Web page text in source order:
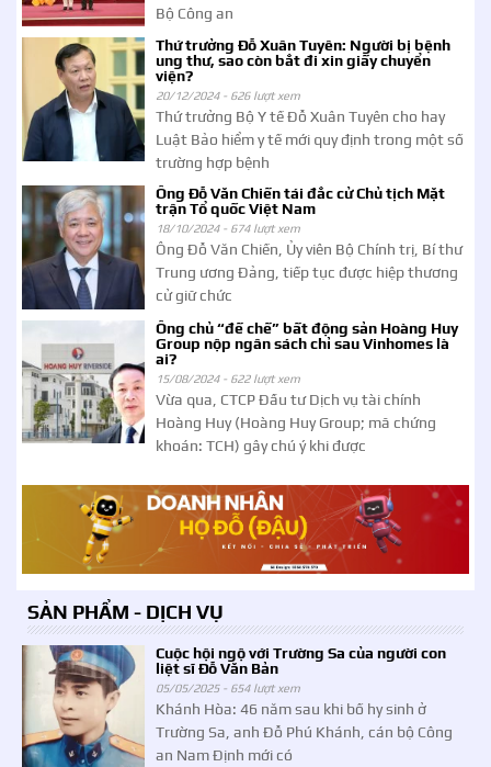
Bộ Công an
Thứ trưởng Đỗ Xuân Tuyên: Người bị bệnh
ung thư, sao còn bắt đi xin giấy chuyển
viện?
20/12/2024 - 626 lượt xem
Thứ trưởng Bộ Y tế Đỗ Xuân Tuyên cho hay
Luật Bảo hiểm y tế mới quy định trong một số
trường hợp bệnh
Ông Đỗ Văn Chiến tái đắc cử Chủ tịch Mặt
trận Tổ quốc Việt Nam
18/10/2024 - 674 lượt xem
Ông Đỗ Văn Chiến, Ủy viên Bộ Chính trị, Bí thư
Trung ương Đảng, tiếp tục được hiệp thương
cử giữ chức
Ông chủ “đế chế” bất động sản Hoàng Huy
Group nộp ngân sách chỉ sau Vinhomes là
ai?
15/08/2024 - 622 lượt xem
Vừa qua, CTCP Đầu tư Dịch vụ tài chính
Hoàng Huy (Hoàng Huy Group; mã chứng
khoán: TCH) gây chú ý khi được
SẢN PHẨM - DỊCH VỤ
Cuộc hội ngộ với Trường Sa của người con
liệt sĩ Đỗ Văn Bản
05/05/2025 - 654 lượt xem
Khánh Hòa: 46 năm sau khi bố hy sinh ở
Trường Sa, anh Đỗ Phú Khánh, cán bộ Công
an Nam Định mới có